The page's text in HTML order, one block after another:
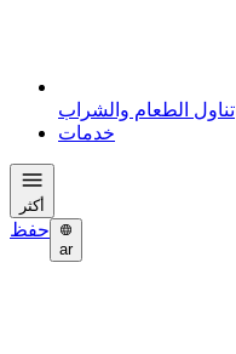
تناول الطعام والشراب
خدمات
أكثر
حفظ
ar